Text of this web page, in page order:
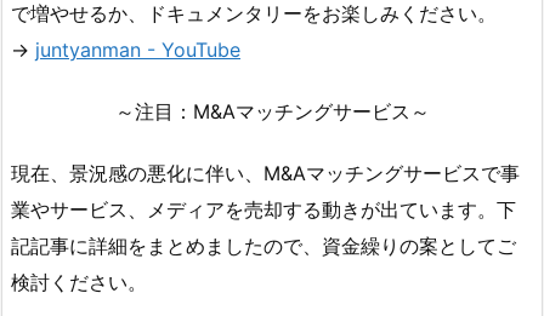
で増やせるか、ドキュメンタリーをお楽しみください。
→ juntyanman - YouTube
～注目：M&Aマッチングサービス～
現在、景況感の悪化に伴い、M&Aマッチングサービスで事
業やサービス、メディアを売却する動きが出ています。下
記記事に詳細をまとめましたので、資金繰りの案としてご
検討ください。